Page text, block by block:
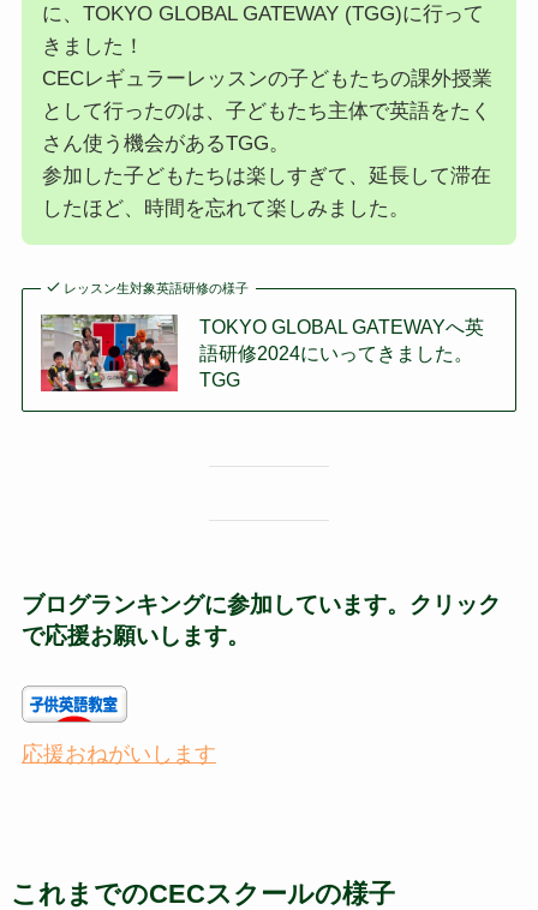
に、TOKYO GLOBAL GATEWAY (TGG)に行って
きました！
CECレギュラーレッスンの子どもたちの課外授業
として行ったのは、子どもたち主体で英語をたく
さん使う機会があるTGG。
参加した子どもたちは楽しすぎて、延長して滞在
したほど、時間を忘れて楽しみました。
レッスン生対象英語研修の様子
TOKYO GLOBAL GATEWAYへ英
語研修2024にいってきました。
TGG
ブログランキングに参加しています。クリック
で応援お願いします。
応援おねがいします
これまでのCECスクールの様子